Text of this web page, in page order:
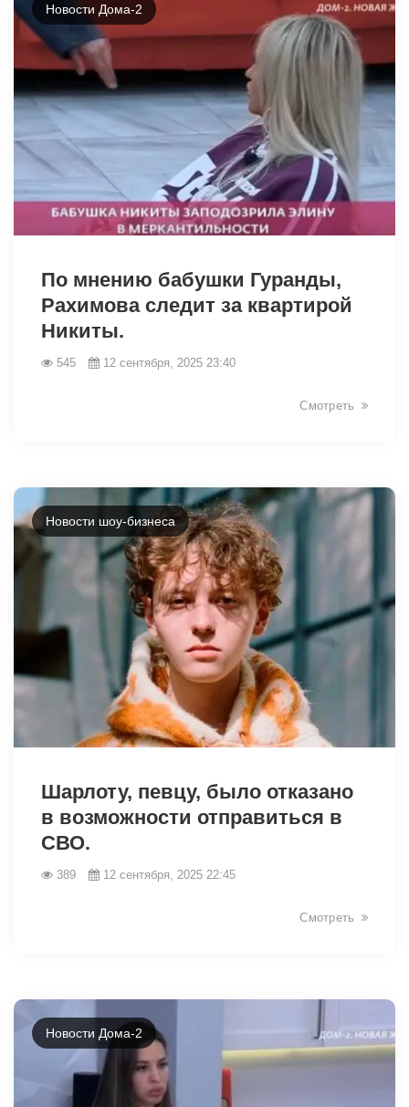
Новости Дома-2
По мнению бабушки Гуранды,
Рахимова следит за квартирой
Никиты.
545 12 сентября, 2025 23:40
Смотреть
Новости шоу-бизнеса
Шарлоту, певцу, было отказано
в возможности отправиться в
СВО.
389 12 сентября, 2025 22:45
Смотреть
Новости Дома-2